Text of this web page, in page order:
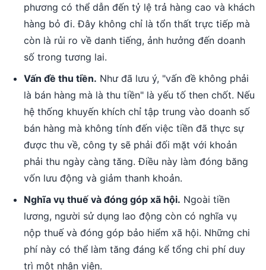
phương có thể dẫn đến tỷ lệ trả hàng cao và khách
hàng bỏ đi. Đây không chỉ là tổn thất trực tiếp mà
còn là rủi ro về danh tiếng, ảnh hưởng đến doanh
số trong tương lai.
Vấn đề thu tiền. Như đã lưu ý, "vấn đề không phải
là bán hàng mà là thu tiền" là yếu tố then chốt. Nếu
hệ thống khuyến khích chỉ tập trung vào doanh số
bán hàng mà không tính đến việc tiền đã thực sự
được thu về, công ty sẽ phải đối mặt với khoản
phải thu ngày càng tăng. Điều này làm đóng băng
vốn lưu động và giảm thanh khoản.
Nghĩa vụ thuế và đóng góp xã hội. Ngoài tiền
lương, người sử dụng lao động còn có nghĩa vụ
nộp thuế và đóng góp bảo hiểm xã hội. Những chi
phí này có thể làm tăng đáng kể tổng chi phí duy
trì một nhân viên.